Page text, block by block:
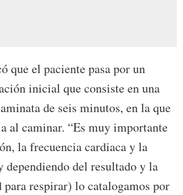
que el paciente pasa por un
inicial que consiste en una
de seis minutos, en la que
al caminar. “Es muy importante
la frecuencia cardiaca y la
dependiendo del resultado y la
respirar) lo catalogamos por